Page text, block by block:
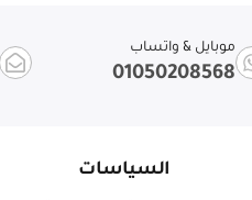
موبايل & واتساب
01050208568
السياسات